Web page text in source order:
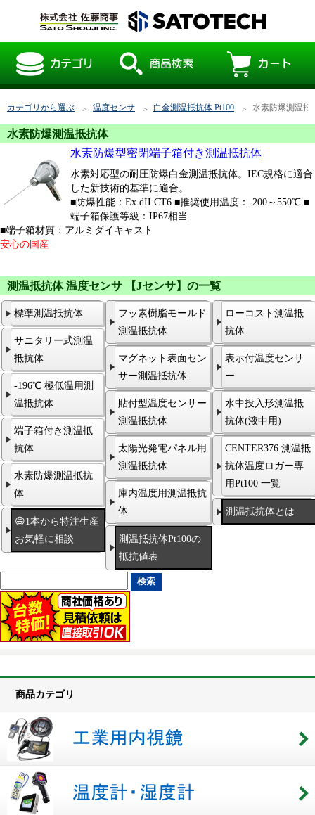
カテゴリから選ぶ 温度センサ 白金測温抵抗体 Pt100 水素防爆測温抵
水素防爆測温抵抗体
水素防爆型密閉端子箱付き測温抵抗体
水素対応型の耐圧防爆白金測温抵抗体。IEC規格に適合
した新技術的基準に適合。
■防爆性能：Ex dII CT6 ■推奨使用温度：-200～550℃ ■
端子箱保護等級：IP67相当
■端子箱材質：アルミダイキャスト
安心の国産
測温抵抗体 温度センサ 【Jセンサ】の一覧
標準測温抵抗体
サニタリー式測温
抵抗体
-196℃ 極低温用測
温抵抗体
端子箱付き測温抵
抗体
水素防爆測温抵抗
体
😄1本から特注生産
お気軽に相談
フッ素樹脂モールド
測温抵抗体
マグネット表面セン
サー測温抵抗体
貼付型温度センサー
測温抵抗体
太陽光発電パネル用
測温抵抗体
庫内温度用測温抵抗
体
測温抵抗体Pt100の
抵抗値表
ローコスト測温抵
抗体
表示付温度センサ
ー
水中投入形測温抵
抗体(液中用)
CENTER376 測温抵
抗体温度ロガー専
用Pt100 一覧
測温抵抗体とは
商品カテゴリ